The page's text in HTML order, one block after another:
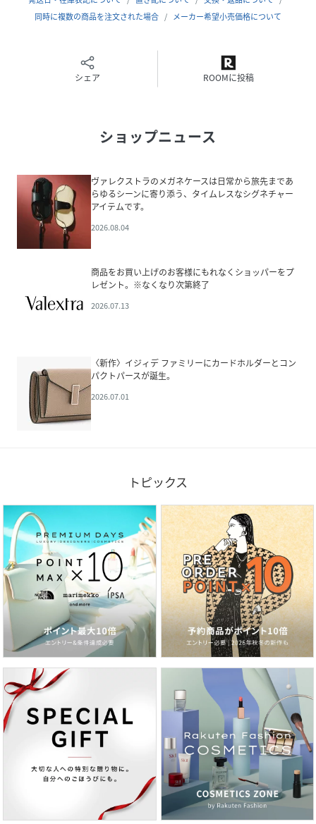
同時に複数の商品を注文された場合
メーカー希望小売価格について
シェア ROOMに投稿
ショップニュース
ヴァレクストラのメガネケースは日常から旅先まであ
らゆるシーンに寄り添う、タイムレスなシグネチャー
アイテムです。
2026.08.04
商品をお買い上げのお客様にもれなくショッパーをプ
レゼント。※なくなり次第終了
2026.07.13
〈新作〉イジィデ ファミリーにカードホルダーとコン
パクトパースが誕生。
2026.07.01
トピックス